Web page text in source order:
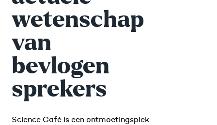
wetenschap
van
bevlogen
sprekers
Science Café is een ontmoetingsplek